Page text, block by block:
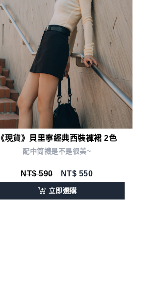
《現貨》貝里寧經典西裝褲裙 2色
配中筒襪是不是很美~
NT$ 590 NT$ 550
立即選購